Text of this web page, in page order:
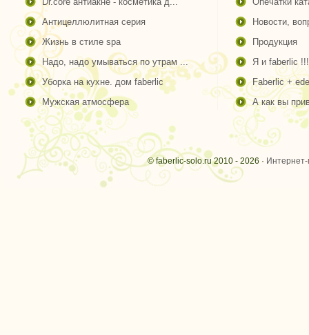
антицеллюлитная серия
жизнь в стиле spa
надо, надо умываться по утрам ...
уборка на кухне. дом faberlic
мужская атмосфера
новости,
продукция
я и faberlic !!!
faberlic +
а как вы
© faberlic-solo.ru 2010 - 2026 ·